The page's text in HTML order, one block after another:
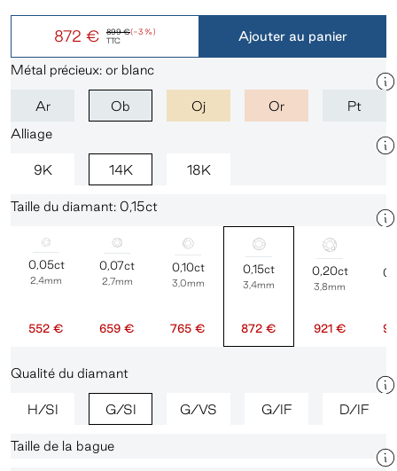
899 €(-3 %)
872 € TTC Ajouter au panier
Métal précieux: or blanc
Ar Ob Oj Or
Pt
Alliage
9K 14K 18K
Taille du diamant: 0,15ct
0,05ct
2,4mm
552 €
0,07ct
2,7mm
659 €
0,10ct
3,0mm
765 €
0,15ct
3,4mm
872 €
0,20ct
3,8mm
921 €
Qualité du diamant
H/SI G/SI G/VS G/IF D/IF
Taille de la bague